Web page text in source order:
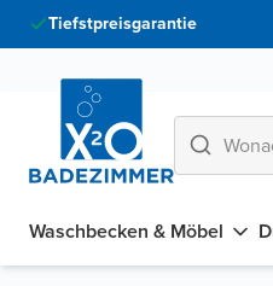
Tiefstpreisgarantie
Waschbecken & Möbel